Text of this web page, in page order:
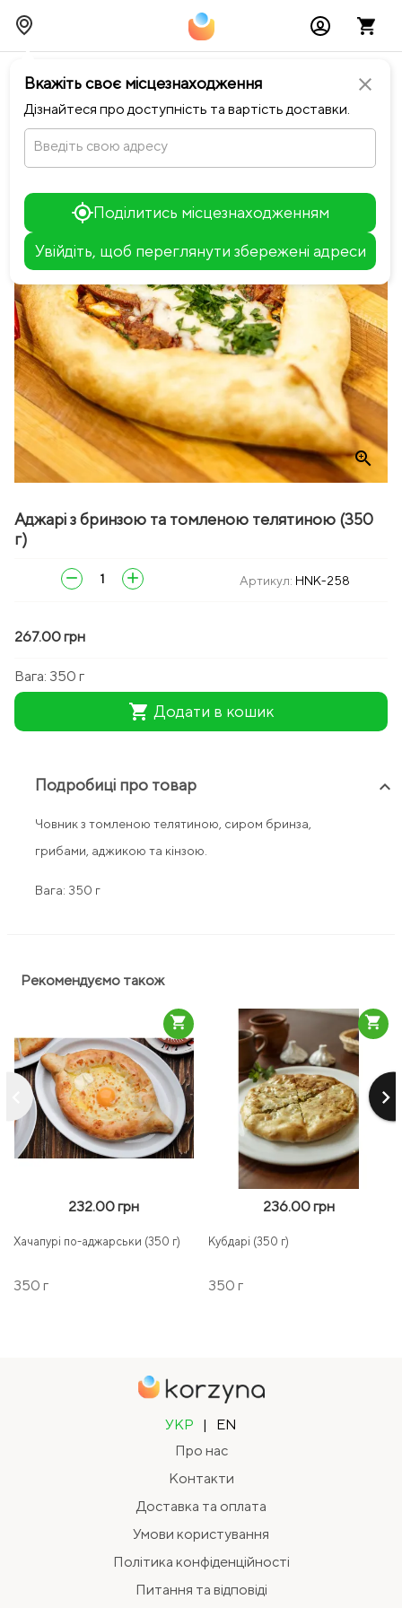
close
Вкажіть своє місцезнаходження
Дізнайтеся про доступність та вартість доставки.
Введіть свою адресу
Поділитись місцезнаходженням
Увійдіть, щоб переглянути збережені адреси
+
−
chevron_leftПовернутися до Хінкальня
zoom_in
Аджарі з бринзою та томленою телятиною (350
г)
remove add Артикул: HNK-258
267.00 грн
Вага: 350 г
shopping_cart Додати в кошик
Подробиці про товар keyboard_arrow_up
Човник з томленою телятиною, сиром бринза,
грибами, аджикою та кінзою.
Вага: 350 г
Рекомендуємо також
keyboard_arrow_right
232.00 грн
Хачапурі по-аджарськи (350 г)
350 г
shopping_cart
236.00 грн
Кубдарі (350 г)
350 г
shopping_cart
УКР |
EN
Про нас
Контакти
Доставка та оплата
Умови користування
Політика конфіденційності
Питання та відповіді